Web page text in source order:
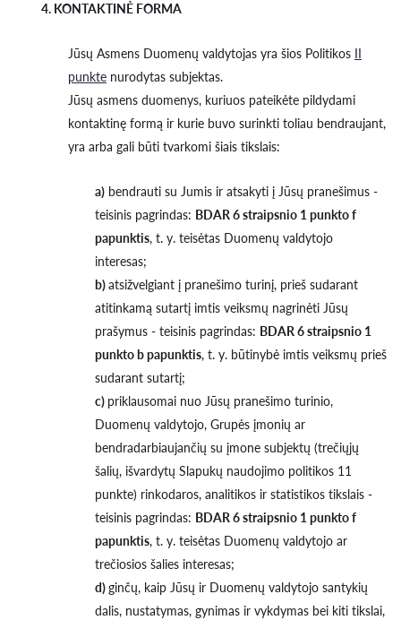
4. KONTAKTINĖ FORMA
Jūsų Asmens Duomenų valdytojas yra šios Politikos II
punkte nurodytas subjektas.
Jūsų asmens duomenys, kuriuos pateikėte pildydami
kontaktinę formą ir kurie buvo surinkti toliau bendraujant,
yra arba gali būti tvarkomi šiais tikslais:
a) bendrauti su Jumis ir atsakyti į Jūsų pranešimus -
teisinis pagrindas: BDAR 6 straipsnio 1 punkto f
papunktis, t. y. teisėtas Duomenų valdytojo
interesas;
b)atsižvelgiant į pranešimo turinį, prieš sudarant
atitinkamą sutartį imtis veiksmų nagrinėti Jūsų
prašymus - teisinis pagrindas: BDAR 6 straipsnio 1
punkto b papunktis, t. y. būtinybė imtis veiksmų prieš
sudarant sutartį;
c) priklausomai nuo Jūsų pranešimo turinio,
Duomenų valdytojo, Grupės įmonių ar
bendradarbiaujančių su įmone subjektų (trečiųjų
šalių, išvardytų Slapukų naudojimo politikos 11
punkte) rinkodaros, analitikos ir statistikos tikslais -
teisinis pagrindas: BDAR 6 straipsnio 1 punkto f
papunktis, t. y. teisėtas Duomenų valdytojo ar
trečiosios šalies interesas;
d)ginčų, kaip Jūsų ir Duomenų valdytojo santykių
dalis, nustatymas, gynimas ir vykdymas bei kiti tikslai,